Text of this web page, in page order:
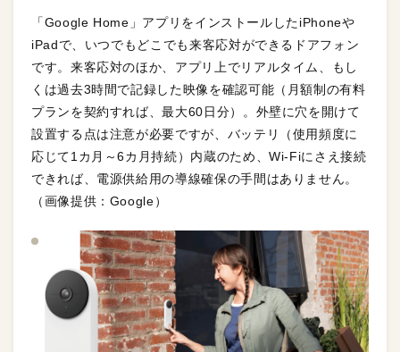
「Google Home」アプリをインストールしたiPhoneや
iPadで、いつでもどこでも来客応対ができるドアフォン
です。来客応対のほか、アプリ上でリアルタイム、もし
くは過去3時間で記録した映像を確認可能（月額制の有料
プランを契約すれば、最大60日分）。外壁に穴を開けて
設置する点は注意が必要ですが、バッテリ（使用頻度に
応じて1カ月～6カ月持続）内蔵のため、Wi-Fiにさえ接続
できれば、電源供給用の導線確保の手間はありません。
（画像提供：Google）